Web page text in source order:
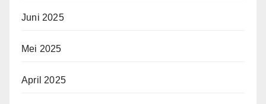
Juni 2025
Mei 2025
April 2025